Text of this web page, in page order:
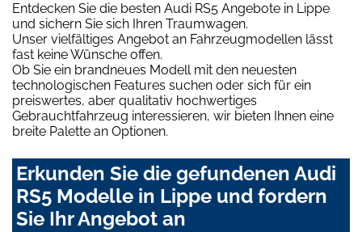
Entdecken Sie die besten Audi RS5 Angebote in Lippe
und sichern Sie sich Ihren Traumwagen.
Unser vielfältiges Angebot an Fahrzeugmodellen lässt
fast keine Wünsche offen.
Ob Sie ein brandneues Modell mit den neuesten
technologischen Features suchen oder sich für ein
preiswertes, aber qualitativ hochwertiges
Gebrauchtfahrzeug interessieren, wir bieten Ihnen eine
breite Palette an Optionen.
Erkunden Sie die gefundenen Audi
RS5 Modelle in Lippe und fordern
Sie Ihr Angebot an